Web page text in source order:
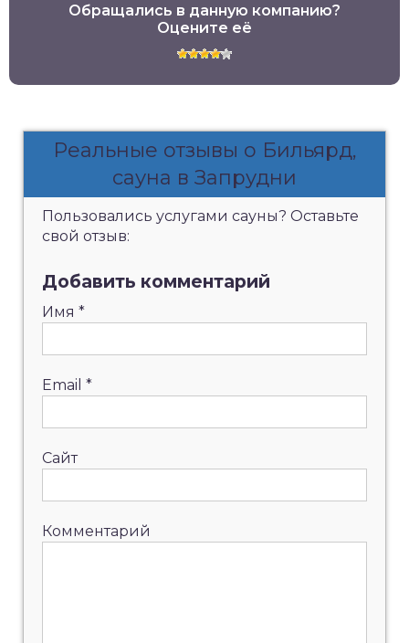
Обращались в данную компанию?
Оцените её
Реальные отзывы о Бильярд,
сауна в Запрудни
Пользовались услугами сауны? Оставьте
свой отзыв:
Добавить комментарий
Имя *
Email *
Сайт
Комментарий